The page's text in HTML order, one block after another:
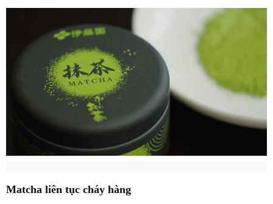
Matcha liên tục cháy hàng